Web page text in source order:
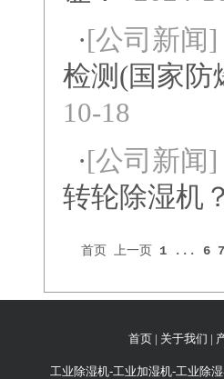
· [公司新闻]
检测(国家防
10-18
· [公司新闻]
转轮除湿机
首页 上一页 1 ... 6 7
首页 | 关于我们 |
工业除湿机-工业加湿机-工业除